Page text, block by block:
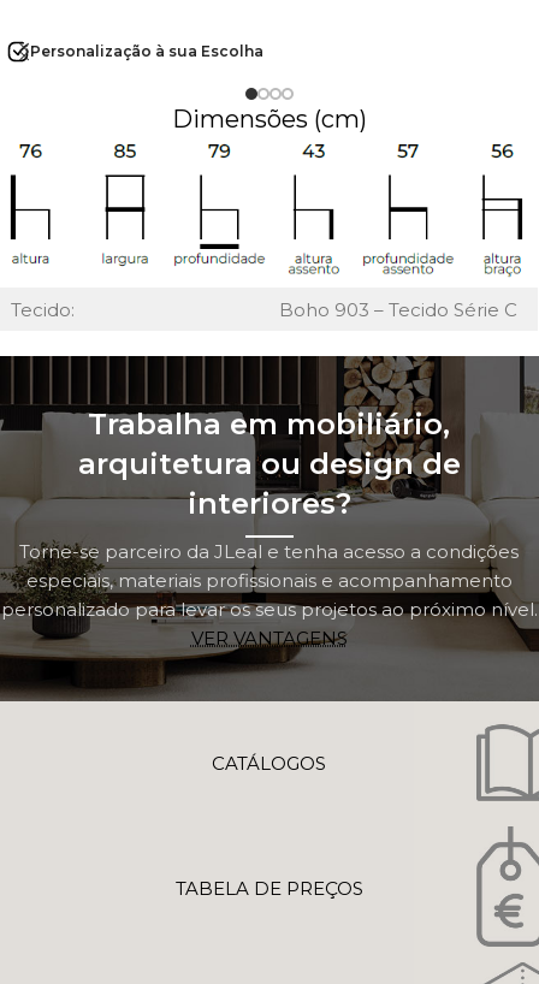
Personalização à sua Escolha
Dimensões (cm)
Tecido: Boho 903 – Tecido Série C
Trabalha em mobiliário,
arquitetura ou design de
interiores?
Torne-se parceiro da JLeal e tenha acesso a condições
especiais, materiais profissionais e acompanhamento
personalizado para levar os seus projetos ao próximo nível.
VER VANTAGENS
CATÁLOGOS
TABELA DE PREÇOS